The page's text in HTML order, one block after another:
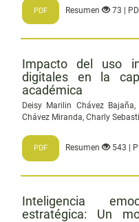
PDF Resumen 73 |
Impacto del uso
digitales en la
académica
Deisy Marilin Chávez
Chávez Miranda, Charly
PDF Resumen 543 |
Inteligencia
estratégica: Un